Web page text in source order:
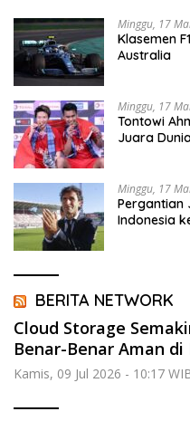
Minggu, 17
Klasemen
Australia
Minggu, 17
Tontowi
Juara
Minggu, 17
Pergantian
Indonesia
BERITA NETWORK
Cloud Storage
Benar-Benar Aman
Kamis, 09 Jul 2026 - 10:17